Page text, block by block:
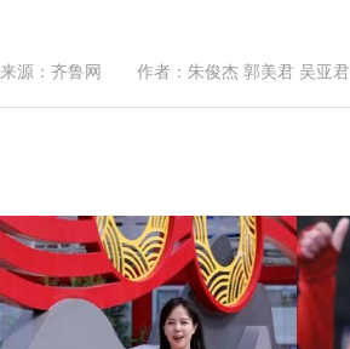
来源： 齐鲁网 作者： 朱俊杰 郭美君 吴亚君